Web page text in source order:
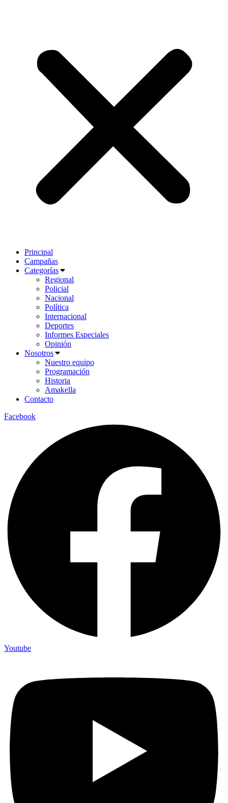
Principal
Campañas
Categorías
Regional
Policial
Nacional
Política
Internacional
Deportes
Informes Especiales
Opinión
Nosotros
Nuestro equipo
Programación
Historia
Amakella
Contacto
Facebook
Youtube